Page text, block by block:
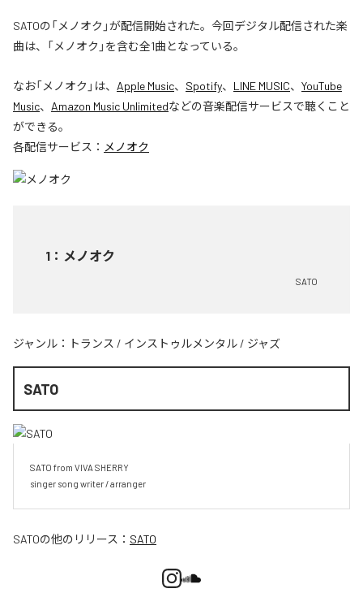
SATOの「メノオク」が配信開始された。今回デジタル配信された楽
曲は、「メノオク」を含む全1曲となっている。
なお「メノオク 」は、 Apple Music、 Spotify、 LINE MUSIC、 YouTube
Music、 Amazon Music Unlimitedなどの音楽配信サービスで聴くこと
ができる。
各配信サービス： メノオク
1 ： メノオク
SATO
ジャンル： トランス / インストゥルメンタル / ジャズ
SATO
SATO from VIVA SHERRY
singer song writer / arranger
SATOの他のリリース： SATO